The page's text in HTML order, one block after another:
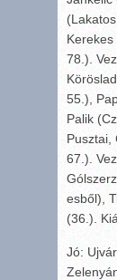
Kerekes
78.).
55.),
Palik
Pusztai,
67.).
esből),
(36.).
Jó: